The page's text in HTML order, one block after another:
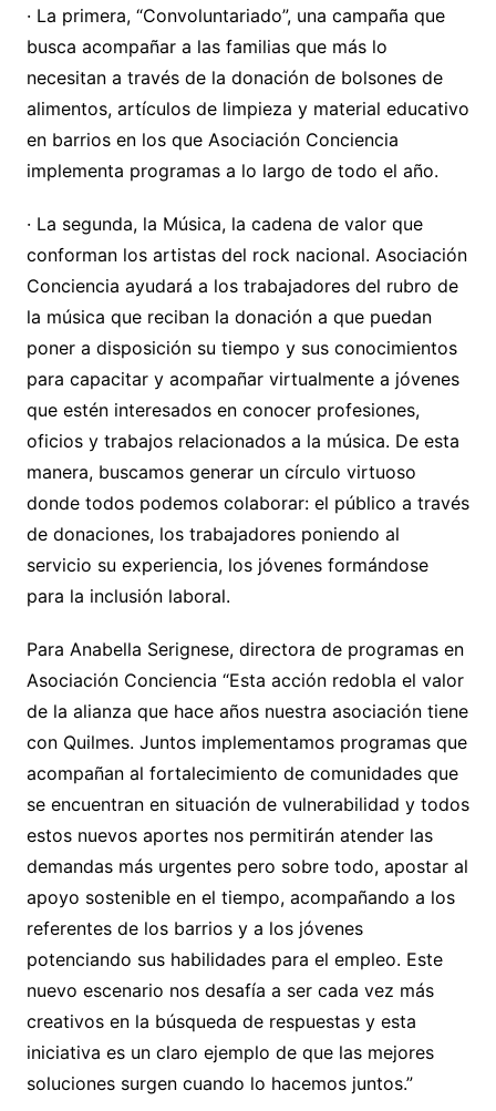
· La primera, “Convoluntariado”, una campaña que
busca acompañar a las familias que más lo
necesitan a través de la donación de bolsones de
alimentos, artículos de limpieza y material educativo
en barrios en los que Asociación Conciencia
implementa programas a lo largo de todo el año.
· La segunda, la Música, la cadena de valor que
conforman los artistas del rock nacional. Asociación
Conciencia ayudará a los trabajadores del rubro de
la música que reciban la donación a que puedan
poner a disposición su tiempo y sus conocimientos
para capacitar y acompañar virtualmente a jóvenes
que estén interesados en conocer profesiones,
oficios y trabajos relacionados a la música. De esta
manera, buscamos generar un círculo virtuoso
donde todos podemos colaborar: el público a través
de donaciones, los trabajadores poniendo al
servicio su experiencia, los jóvenes formándose
para la inclusión laboral.
Para Anabella Serignese, directora de programas en
Asociación Conciencia “Esta acción redobla el valor
de la alianza que hace años nuestra asociación tiene
con Quilmes. Juntos implementamos programas que
acompañan al fortalecimiento de comunidades que
se encuentran en situación de vulnerabilidad y todos
estos nuevos aportes nos permitirán atender las
demandas más urgentes pero sobre todo, apostar al
apoyo sostenible en el tiempo, acompañando a los
referentes de los barrios y a los jóvenes
potenciando sus habilidades para el empleo. Este
nuevo escenario nos desafía a ser cada vez más
creativos en la búsqueda de respuestas y esta
iniciativa es un claro ejemplo de que las mejores
soluciones surgen cuando lo hacemos juntos.”